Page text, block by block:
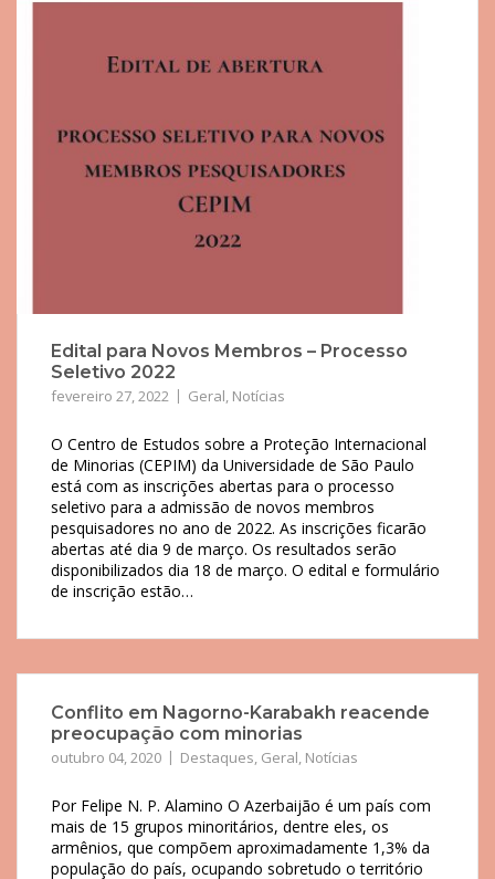
Edital para Novos Membros – Processo
Seletivo 2022
fevereiro 27, 2022 Geral, Notícias
O Centro de Estudos sobre a Proteção Internacional
de Minorias (CEPIM) da Universidade de São Paulo
está com as inscrições abertas para o processo
seletivo para a admissão de novos membros
pesquisadores no ano de 2022. As inscrições ficarão
abertas até dia 9 de março. Os resultados serão
disponibilizados dia 18 de março. O edital e formulário
de inscrição estão…
Conflito em Nagorno-Karabakh reacende
preocupação com minorias
outubro 04, 2020 Destaques, Geral, Notícias
Por Felipe N. P. Alamino O Azerbaijão é um país com
mais de 15 grupos minoritários, dentre eles, os
armênios, que compõem aproximadamente 1,3% da
população do país, ocupando sobretudo o território